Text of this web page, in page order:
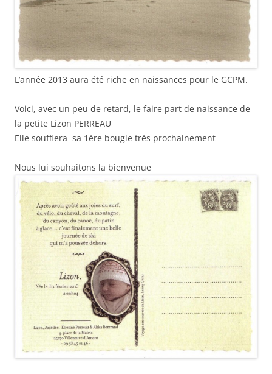
L’année 2013 aura été riche en naissances pour le GCPM.
Voici, avec un peu de retard, le faire part de naissance de
la petite Lizon PERREAU
Elle soufflera sa 1ère bougie très prochainement
Nous lui souhaitons la bienvenue